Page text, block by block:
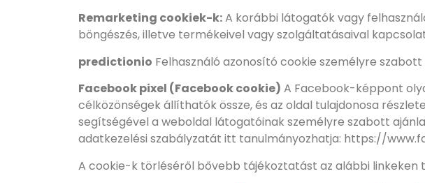
Remarketing cookiek-k:A korábbi látogatók vagy
böngészés, illetve termékeivel vagy szolgáltatásaival
predictionio Felhasználó azonosító cookie személyre
Facebook pixel (Facebook cookie) A Facebook-képpont
célközönségek állíthatók össze, és az oldal tulajdonosa
segítségével a weboldal látogatóinak személyre szabott
adatkezelési szabályzatát itt tanulmányozhatja: https://
A cookie-k törléséről bővebb tájékoztatást az alábbi linkeken